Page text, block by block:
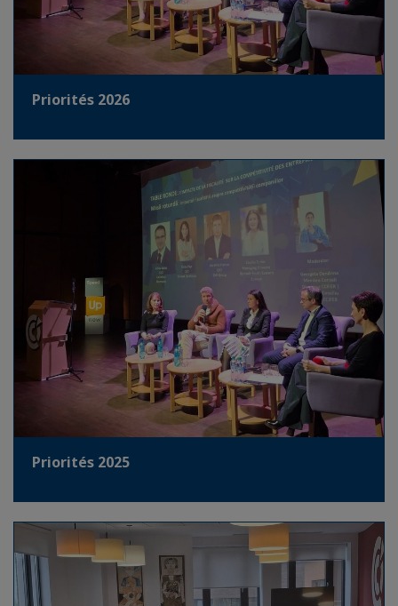
Priorités 2026
Priorités 2025